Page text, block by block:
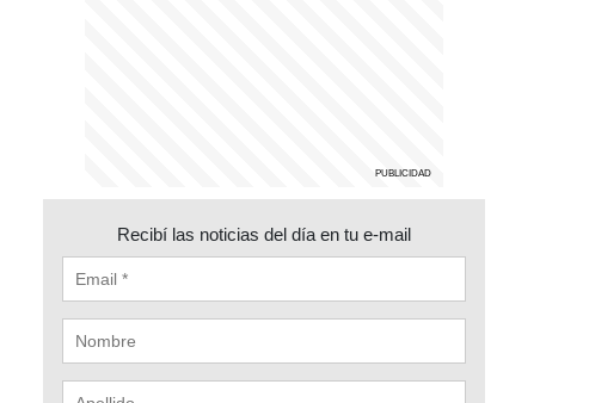
Recibí las noticias del día en tu e-mail